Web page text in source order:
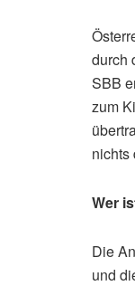
durch
SBB
zum
nichts
Wer
Die
und